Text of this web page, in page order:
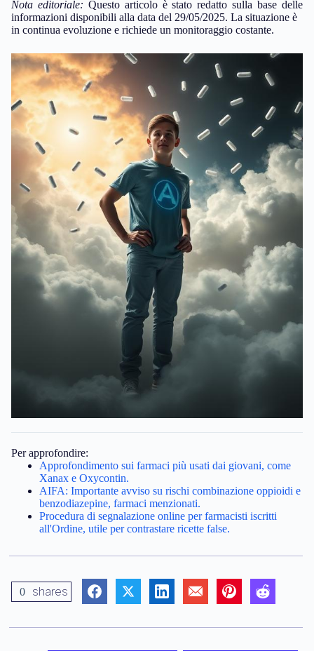
Nota editoriale: Questo articolo è stato redatto sulla base delle
informazioni disponibili alla data del 29/05/2025. La situazione è
in continua evoluzione e richiede un monitoraggio costante.
Per approfondire:
Approfondimento sui farmaci più usati dai giovani, come
Xanax e Oxycontin.
AIFA: Importante avviso su rischi combinazione oppioidi e
benzodiazepine, farmaci menzionati.
Procedura di segnalazione online per farmacisti iscritti
all'Ordine, utile per contrastare ricette false.
0 shares